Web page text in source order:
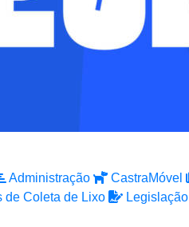
Administração CastraMóvel
de Coleta de Lixo Legislação